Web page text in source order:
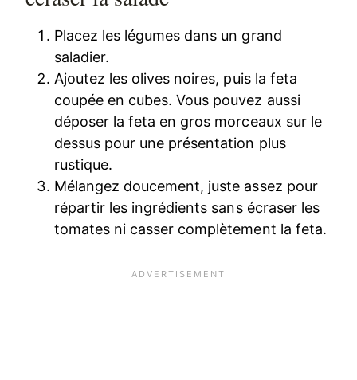
Placez les légumes dans un grand
saladier.
Ajoutez les olives noires, puis la feta
coupée en cubes. Vous pouvez aussi
déposer la feta en gros morceaux sur le
dessus pour une présentation plus
rustique.
Mélangez doucement, juste assez pour
répartir les ingrédients sans écraser les
tomates ni casser complètement la feta.